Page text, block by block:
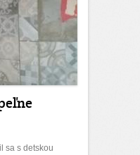
sa s detskou